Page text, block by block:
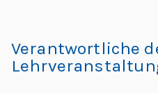
o
b
Verantwortliche